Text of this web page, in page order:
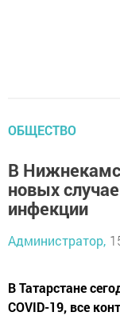
ОБЩЕСТВО
В
новых
инфекции
Администратор,
В Татарстане
COVID-19, все